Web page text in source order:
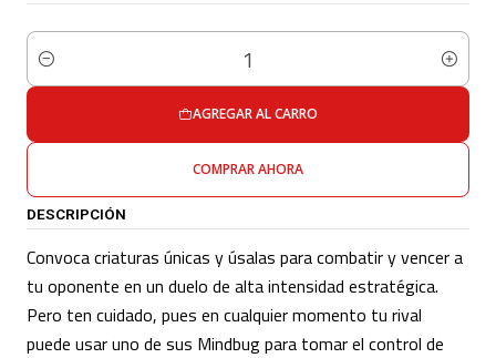
Cantidad
AGREGAR AL CARRO
COMPRAR AHORA
DESCRIPCIÓN
Convoca criaturas únicas y úsalas para combatir y vencer a
tu oponente en un duelo de alta intensidad estratégica.
Pero ten cuidado, pues en cualquier momento tu rival
puede usar uno de sus Mindbug para tomar el control de